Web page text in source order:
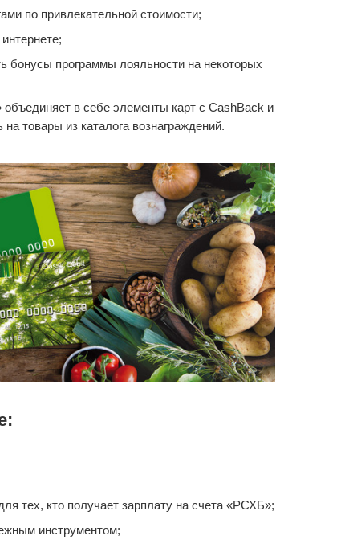
по привлекательной стоимости;
бонусы программы лояльности на некоторых
в себе элементы карт с CashBack и
товары из каталога вознаграждений.
тех, кто получает зарплату на счета «РСХБ»;
инструментом;